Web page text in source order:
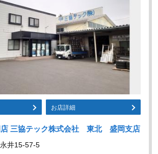
お店詳細
三協テック株式会社 東北 盛岡支店
井15-57-5